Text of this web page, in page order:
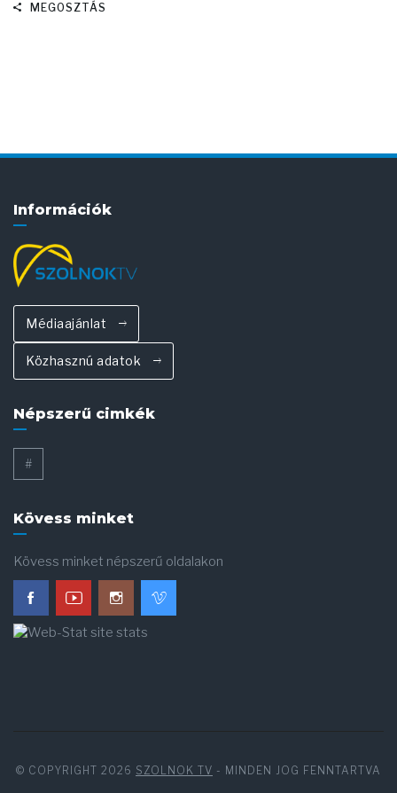
MEGOSZTÁS
Információk
Médiaajánlat
Közhasznú adatok
Népszerű cimkék
#
Kövess minket
Kövess minket népszerű oldalakon
© COPYRIGHT 2026 SZOLNOK TV - MINDEN JOG FENNTARTVA